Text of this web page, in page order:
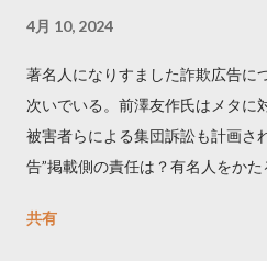
4月 10, 2024
著名人になりすました詐欺広告に
次いでいる。前澤友作氏はメタに
被害者らによる集団訴訟も計画さ
告”掲載側の責任は？有名人をか
https://newsdig.tbs.co.jp/
共有